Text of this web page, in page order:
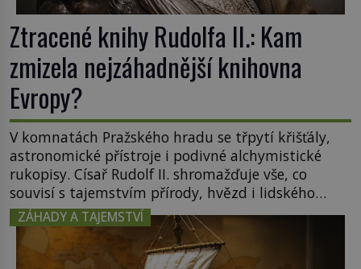
Ztracené knihy Rudolfa II.: Kam
zmizela nejzáhadnější knihovna
Evropy?
V komnatách Pražského hradu se třpytí křišťály,
astronomické přístroje i podivné alchymistické
rukopisy. Císař Rudolf II. shromažďuje vše, co
souvisí s tajemstvím přírody, hvězd i lidského
poznání. Jenže po jeho smrti se jeho slavné sbírky
začínají rozpadat a část z nich mizí navždy. Kdo
odnesl nejvzácnější knihy? A existují ještě někde
ZÁHADY A TAJEMSTVÍ